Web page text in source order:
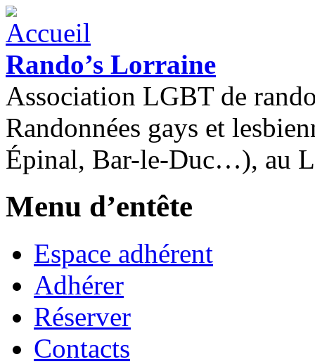
Rando’s Lorraine
Association LGBT de
Randonnées gays et
Épinal, Bar-le-Duc…), au
Menu d’entête
Espace adhérent
Adhérer
Réserver
Contacts